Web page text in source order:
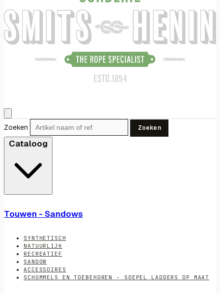
Zoeken Zoeken
Cataloog
Touwen - Sandows
SYNTHETISCH
NATUURLIJK
RECREATIEF
SANDOW
ACCESSOIRES
SCHOMMELS EN TOEBEHOREN - SOEPEL LADDERS OP MAAT